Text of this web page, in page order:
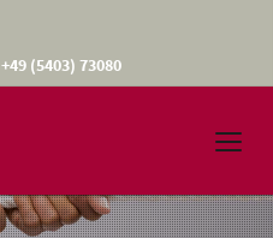
+49 (5403) 73080